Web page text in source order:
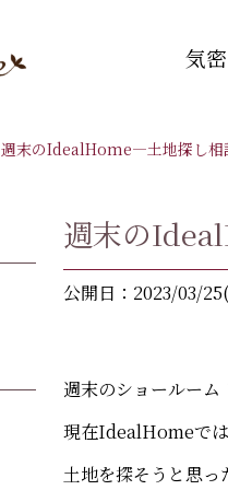
気
週末のIdealHome―土地探し
週末の
公開日：2023/03/
週末のショールーム
現在IdealHomeでは
土地を探そうと思